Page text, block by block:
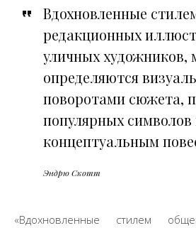
Вдохновленные
редакционных
уличных художников,
определяются
поворотами сюжета,
популярных символов
концептуальным
Эндрю Скотт
«Вдохновленные стилем